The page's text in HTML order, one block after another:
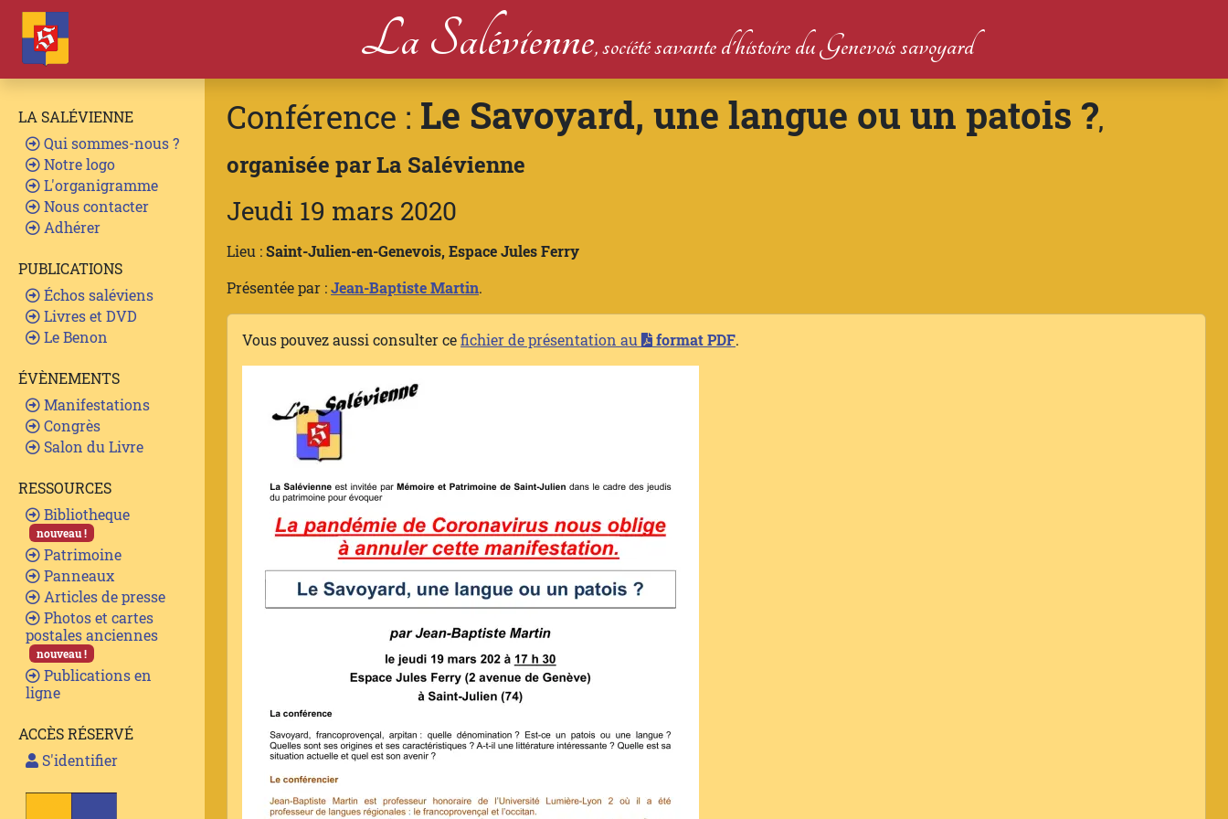
La Salévienne, société savante d'histoire du Genevois savoyard
LA SALÉVIENNE
Qui sommes-nous ?
Notre logo
L'organigramme
Nous contacter
Adhérer
PUBLICATIONS
Échos saléviens
Livres et DVD
Le Benon
ÉVÈNEMENTS
Manifestations
Congrès
Salon du Livre
RESSOURCES
Bibliotheque
nouveau !
Patrimoine
Panneaux
Articles de presse
Photos et cartes
postales anciennes
nouveau !
Publications en
ligne
ACCÈS RÉSERVÉ
S'identifier
Conférence : Le Savoyard, une langue ou un patois ?,
organisée par La Salévienne
Jeudi 19 mars 2020
Lieu :Saint-Julien-en-Genevois, Espace Jules Ferry
Présentée par :Jean-Baptiste Martin.
Vous pouvez aussi consulter cefichier de présentation au format PDF.